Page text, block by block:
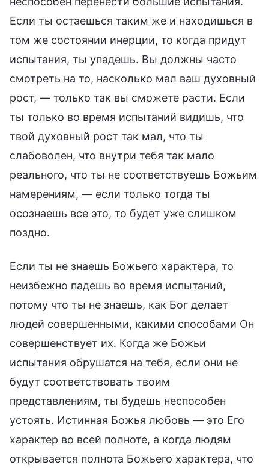
Если ты остаешься таким же и находишься в
том же состоянии инерции, то когда придут
испытания, ты упадешь. Вы должны часто
смотреть на то, насколько мал ваш духовный
рост, — только так вы сможете расти. Если
ты только во время испытаний видишь, что
твой духовный рост так мал, что ты
слабоволен, что внутри тебя так мало
реального, что ты не соответствуешь Божьим
намерениям, — если только тогда ты
осознаешь все это, то будет уже слишком
поздно.
Если ты не знаешь Божьего характера, то
неизбежно падешь во время испытаний,
потому что ты не знаешь, как Бог делает
людей совершенными, какими способами Он
совершенствует их. Когда же Божьи
испытания обрушатся на тебя, если они не
будут соответствовать твоим
представлениям, ты будешь неспособен
устоять. Истинная Божья любовь — это Его
характер во всей полноте, а когда людям
открывается полнота Божьего характера, что